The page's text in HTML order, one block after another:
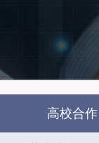
高校合作